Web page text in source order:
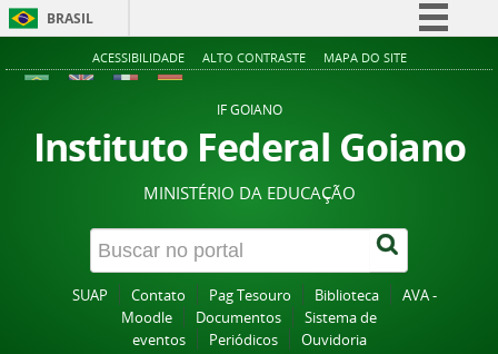
BRASIL
Simplifique!
Acesso à informação
Legislação
Canais
ACESSIBILIDADE ALTO CONTRASTE MAPA DO SITE
IF GOIANO
Instituto Federal Goiano
MINISTÉRIO DA EDUCAÇÃO
SUAP Contato Pag Tesouro Biblioteca
AVA -
Moodle
Documentos
Sistema de
eventos
Periódicos Ouvidoria